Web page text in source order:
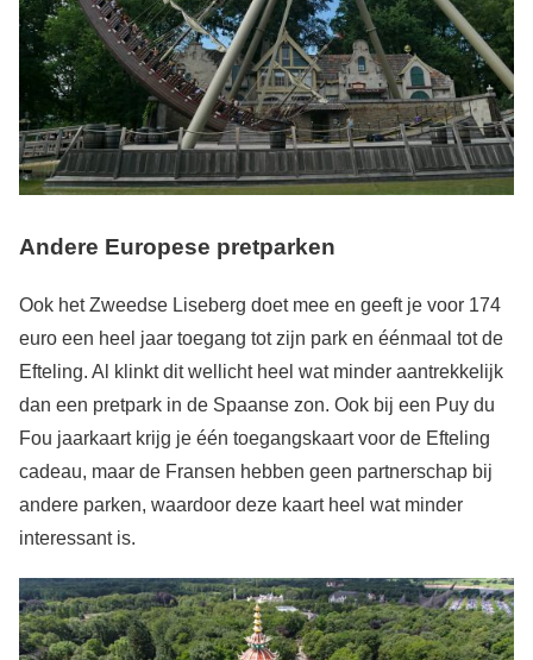
Andere Europese pretparken
Ook het Zweedse Liseberg doet mee en geeft je voor 174
euro een heel jaar toegang tot zijn park en éénmaal tot de
Efteling. Al klinkt dit wellicht heel wat minder aantrekkelijk
dan een pretpark in de Spaanse zon. Ook bij een Puy du
Fou jaarkaart krijg je één toegangskaart voor de Efteling
cadeau, maar de Fransen hebben geen partnerschap bij
andere parken, waardoor deze kaart heel wat minder
interessant is.